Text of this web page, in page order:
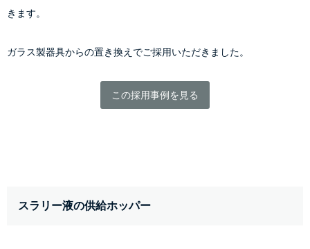
きます。
ガラス製器具からの置き換えでご採用いただきました。
この採用事例を見る
スラリー液の供給ホッパー